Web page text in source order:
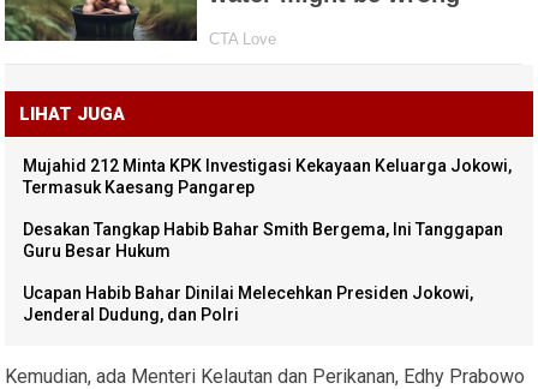
LIHAT JUGA
Mujahid 212 Minta KPK Investigasi Kekayaan Keluarga Jokowi,
Termasuk Kaesang Pangarep
Desakan Tangkap Habib Bahar Smith Bergema, Ini Tanggapan
Guru Besar Hukum
Ucapan Habib Bahar Dinilai Melecehkan Presiden Jokowi,
Jenderal Dudung, dan Polri
Kemudian, ada Menteri Kelautan dan Perikanan, Edhy Prabowo